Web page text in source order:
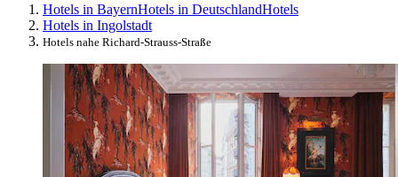
Hotels in BayernHotels in DeutschlandHotels
Hotels in Ingolstadt
Hotels nahe Richard-Strauss-Straße